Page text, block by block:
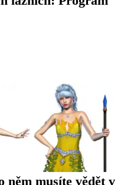
něm musíte vědět v